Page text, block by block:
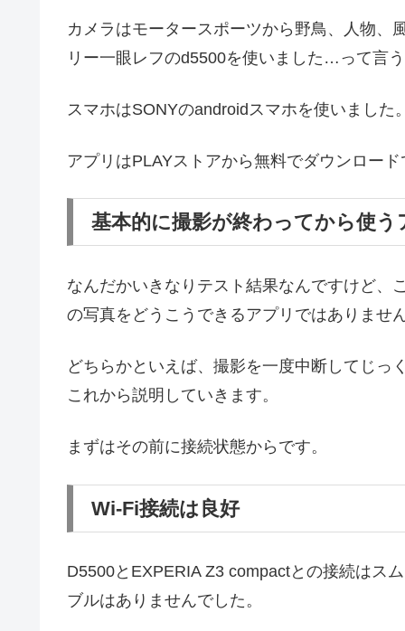
カメラはモータースポーツから野鳥、人物、
リー一眼レフのd5500を使いました…って言
スマホはSONYのandroidスマホを使いました
アプリはPLAYストアから無料でダウンロー
基本的に撮影が終わってから使う
なんだかいきなりテスト結果なんですけど、
の写真をどうこうできるアプリではありませ
どちらかといえば、撮影を一度中断してじっ
これから説明していきます。
まずはその前に接続状態からです。
Wi-Fi接続は良好
D5500とEXPERIA Z3 compactとの接続はス
ブルはありませんでした。